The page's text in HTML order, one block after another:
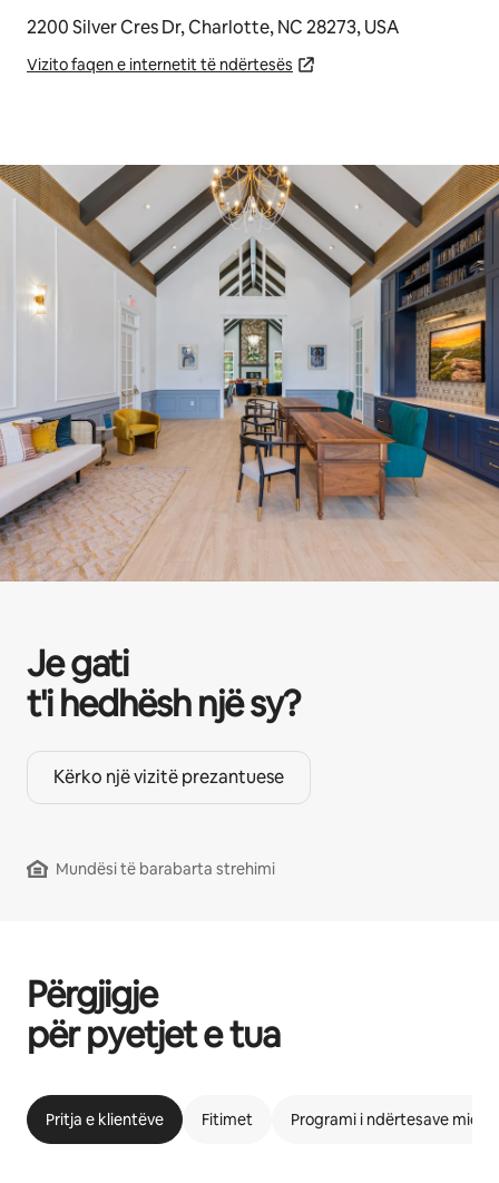
2200 Silver Cres Dr, Charlotte, NC 28273, USA
Vizito faqen e internetit të ndërtesës
Je gati
t'i hedhësh një sy?
Kërko një vizitë prezantuese
Mundësi të barabarta strehimi
Përgjigje
për pyetjet e tua
Pritja e klientëve Fitimet Programi i ndërtesave